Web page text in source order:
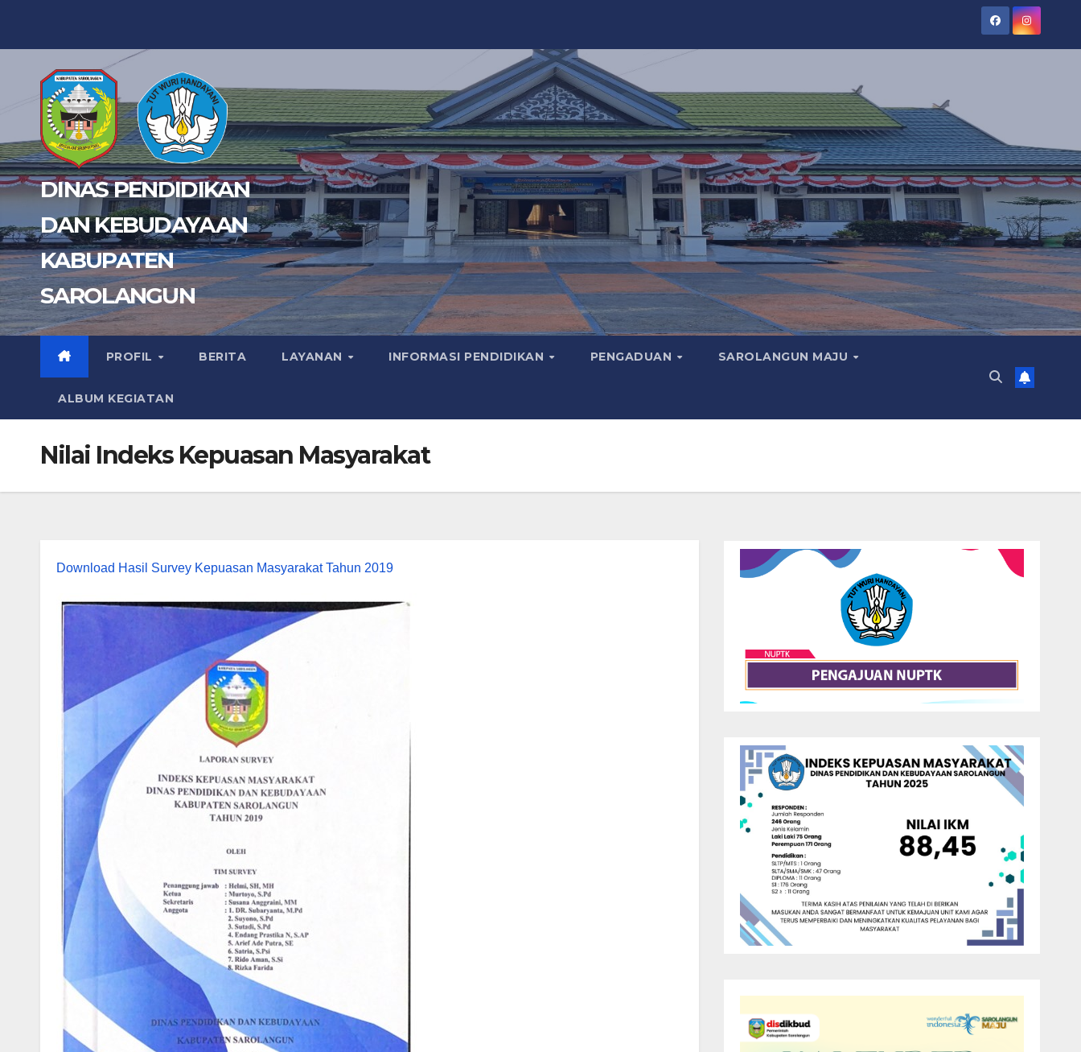
DINAS PENDIDIKAN
DAN KEBUDAYAAN
KABUPATEN
SAROLANGUN
PROFIL BERITA LAYANAN INFORMASI PENDIDIKAN PENGADUAN SAROLANGUN MAJU
ALBUM KEGIATAN
Nilai Indeks Kepuasan Masyarakat
Download Hasil Survey Kepuasan Masyarakat Tahun 2019